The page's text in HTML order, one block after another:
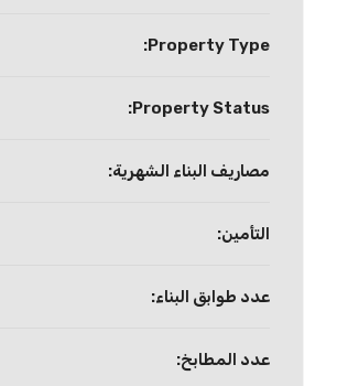
Property Type:
Property Status:
مصاريف البناء الشهرية:
التأمين:
عدد طوابق البناء:
عدد المطابخ: